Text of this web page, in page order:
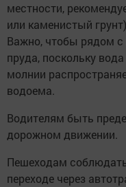
местности,
или каменистый
Важно, чтобы рядом с
пруда, поскольку
молнии
водоема.
Водителям быть
дорожном движении.
Пешеходам
переходе через